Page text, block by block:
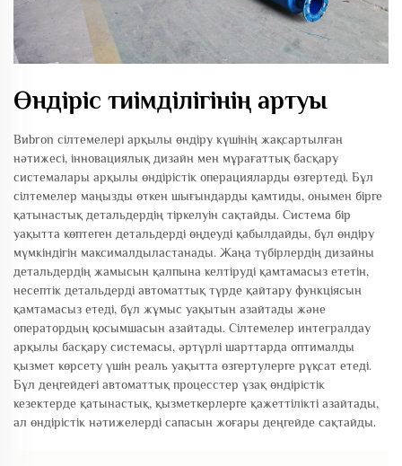
Өндіріс тиімділігінің артуы
Виbron сілтемелері арқылы өндіру күшінің жақсартылған
нәтижесі, інновациялық дизайн мен мұрағаттық басқару
системалары арқылы өндірістік операцияларды өзгертеді. Бұл
сілтемелер маңызды өткен шығындарды қамтиды, онымен бірге
қатынастық детальдердің тіркелуін сақтайды. Система бір
уақытта көптеген детальдерді өңдеуді қабылдайды, бұл өндіру
мүмкіндігін максималдыластанады. Жаңа түбірлердің дизайны
детальдердің жамысын қалпына келтіруді қамтамасыз ететін,
несептік детальдерді автоматтық түрде қайтару функціясын
қамтамасыз етеді, бұл жұмыс уақытын азайтады және
оператордың қосымшасын азайтады. Сілтемелер интегралдау
арқылы басқару системасы, әртүрлі шарттарда оптималды
қызмет көрсету үшін реаль уақытта өзгертулерге рұқсат етеді.
Бұл деңгейдеғі автоматтық процесстер ұзақ өндірістік
кезектерде қатынастық, қызметкерлерге қажеттілікті азайтады,
ал өндірістік нәтижелерді сапасын жоғары деңгейде сақтайды.